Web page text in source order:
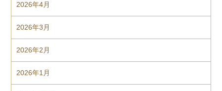
2026年4月
2026年3月
2026年2月
2026年1月